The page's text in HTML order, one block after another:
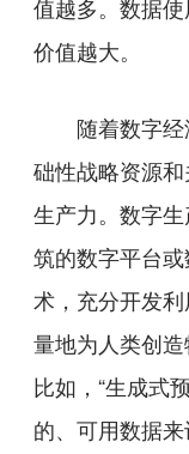
值越多。数据
价值越大。
随着数字经
础性战略资源
生产力。数字
筑的数字平台
术，充分开发
量地为人类创造
比如，“生成式
的、可用数据